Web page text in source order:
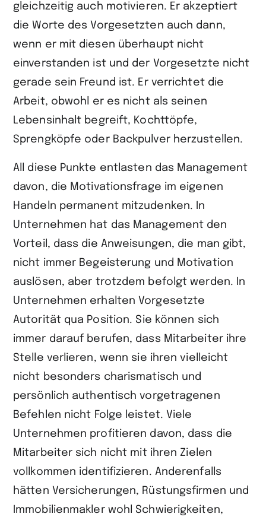
gleichzeitig auch motivieren. Er akzeptiert
die Worte des Vorgesetzten auch dann,
wenn er mit diesen überhaupt nicht
einverstanden ist und der Vorgesetzte nicht
gerade sein Freund ist. Er verrichtet die
Arbeit, obwohl er es nicht als seinen
Lebensinhalt begreift, Kochttöpfe,
Sprengköpfe oder Backpulver herzustellen.
All diese Punkte entlasten das Management
davon, die Motivationsfrage im eigenen
Handeln permanent mitzudenken. In
Unternehmen hat das Management den
Vorteil, dass die Anweisungen, die man gibt,
nicht immer Begeisterung und Motivation
auslösen, aber trotzdem befolgt werden. In
Unternehmen erhalten Vorgesetzte
Autorität qua Position. Sie können sich
immer darauf berufen, dass Mitarbeiter ihre
Stelle verlieren, wenn sie ihren vielleicht
nicht besonders charismatisch und
persönlich authentisch vorgetragenen
Befehlen nicht Folge leistet. Viele
Unternehmen profitieren davon, dass die
Mitarbeiter sich nicht mit ihren Zielen
vollkommen identifizieren. Anderenfalls
hätten Versicherungen, Rüstungsfirmen und
Immobilienmakler wohl Schwierigkeiten,